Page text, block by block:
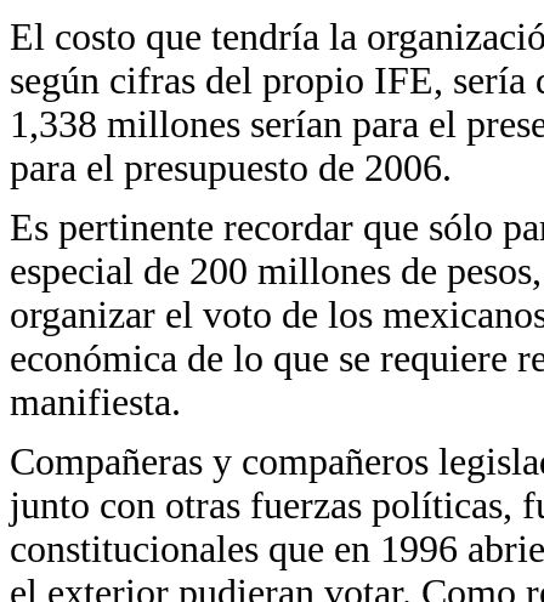
El costo que tendría la
según cifras del propio IFE, sería
1,338 millones serían para el
para el presupuesto de 2006.
Es pertinente recordar que sólo
especial de 200 millones de
organizar el voto de los
económica de lo que se requiere
manifiesta.
Compañeras y compañeros
junto con otras fuerzas políticas,
constitucionales que en 1996
el exterior pudieran votar. Como